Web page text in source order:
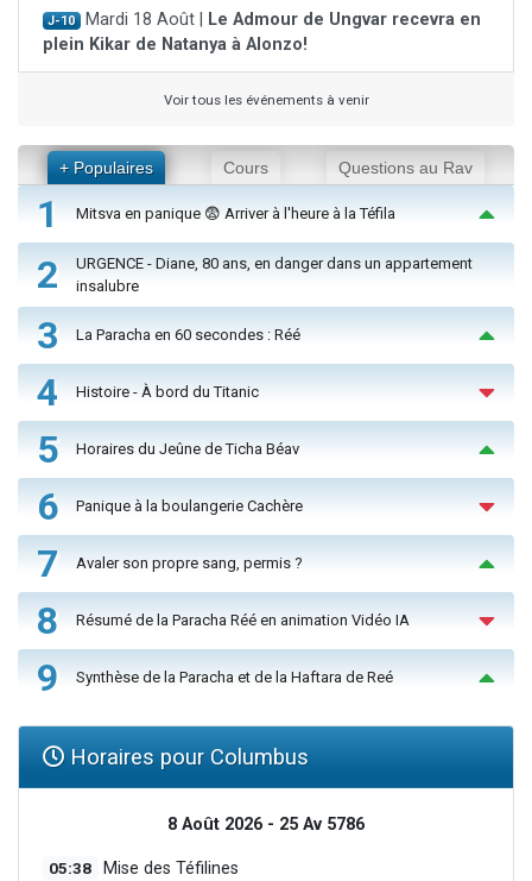
J-10 Mardi 18 Août |
Le Admour de Ungvar recevra en
plein Kikar de Natanya à Alonzo!
Voir tous les événements à venir
+ Populaires Cours Questions au Rav
1 Mitsva en panique 😨 Arriver à l'heure à la Téfila
2
URGENCE - Diane, 80 ans, en danger dans un appartement
insalubre
3 La Paracha en 60 secondes : Réé
4 Histoire - À bord du Titanic
5 Horaires du Jeûne de Ticha Béav
6 Panique à la boulangerie Cachère
7 Avaler son propre sang, permis ?
8 Résumé de la Paracha Réé en animation Vidéo IA
9 Synthèse de la Paracha et de la Haftara de Reé
Horaires pour Columbus
8 Août 2026 - 25 Av 5786
05:38 Mise des Téfilines